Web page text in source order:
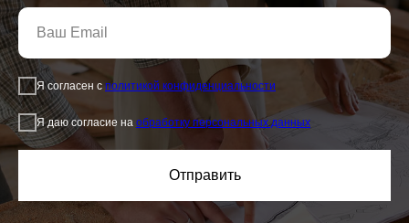
Я согласен с политикой конфиденциальности
Я даю согласие на обработку персональных данных
Отправить